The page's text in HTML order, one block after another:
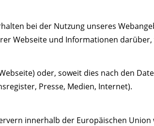
bei der Nutzung unseres
Webseite und Informationen darüber,
oder, soweit dies nach den
Presse, Medien, Internet).
innerhalb der Europäischen Union